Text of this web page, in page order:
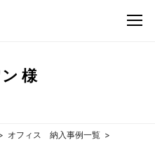
様
オフィス 納入事例一覧